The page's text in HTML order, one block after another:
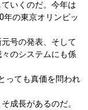
いくのだ。今年は
の東京オリンピッ
号の発表、そして
のシステムにも係
っても真価を問われ
成長があるのだ。